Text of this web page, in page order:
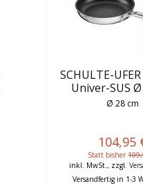
SCHULTE-
Univer-SUS
Ø 28 cm
104,95
Statt bisher
inkl. MwSt., zzgl.
Versandfertig in 1-3